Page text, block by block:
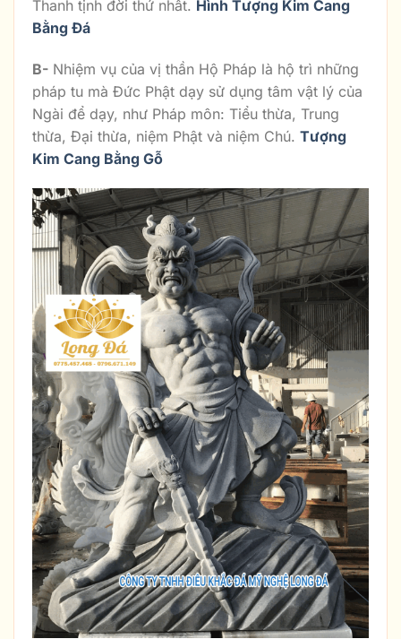
Thanh tịnh đời thứ nhất. Hình Tượng Kim Cang
Bằng Đá
B- Nhiệm vụ của vị thần Hộ Pháp là hộ trì những
pháp tu mà Đức Phật dạy sử dụng tâm vật lý của
Ngài để dạy, như Pháp môn: Tiểu thừa, Trung
thừa, Đại thừa, niệm Phật và niệm Chú. Tượng
Kim Cang Bằng Gỗ